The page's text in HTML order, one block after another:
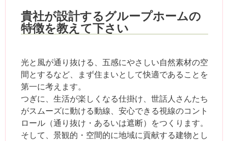
貴社が設計するグループホームの
特徴を教えて下さい
光と風が通り抜ける、五感にやさしい自然素材の空
間とするなど、まず住まいとして快適であることを
第一に考えます。
つぎに、生活が楽しくなる仕掛け、世話人さんたち
がスムーズに動ける動線、安心できる視線のコント
ロール（通り抜け・あるいは遮断）をつくります。
そして、景観的・空間的に地域に貢献する建物とし